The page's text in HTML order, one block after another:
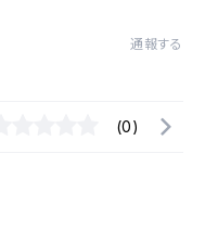
通報する
(0)